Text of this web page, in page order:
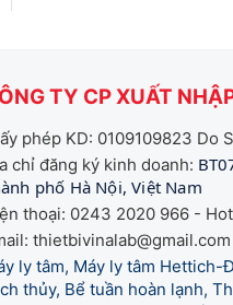
TY CP XUẤT
phép KD: 0109109823 Do
chỉ đăng ký kinh doanh:
phố Hà Nội, Việt Nam
thoại: 0243 2020 966 -
thietbivinalab@gmail.com
ly tâm, Máy ly tâm Hettich-
thủy, Bể tuần hoàn lạnh,